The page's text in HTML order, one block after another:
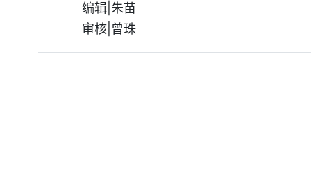
编辑|朱苗
审核|曾珠